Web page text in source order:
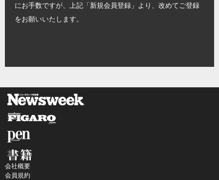
にお手数ですが、上記「新規会員登録」より、改めてご登録
をお願いいたします。
会社概要
会員規約